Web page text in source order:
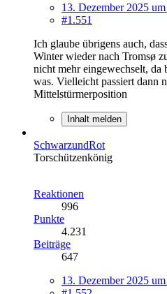
13. Dezember 2025
#1.551
Ich glaube übrigens auch,
Winter wieder nach Tromsø
nicht mehr eingewechselt,
was. Vielleicht passiert dann
Mittelstürmerposition
Inhalt melden
SchwarzundRot
Torschützenkönig
Reaktionen
996
Punkte
4.231
Beiträge
647
13. Dezember 2025